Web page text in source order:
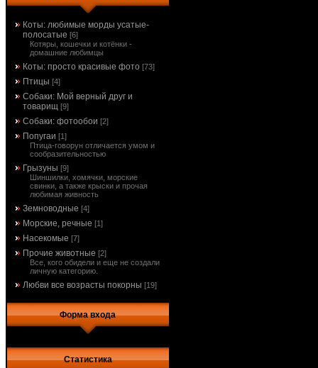
Коты: любимые морды усатые-
полосатые [6]
Котяры, кошечки и котёнки -
домашние любимцы
Коты: просто красивые фото [73]
Птицы [4]
Собаки: Мой верный друг и
товарищ [9]
Собаки: фотообои [2]
Попугаи [1]
Птица-говорун отличается умом и
сообразительностью
Грызуны [9]
Шиншилки, хомячки, морские
свинки, а также крыски и прочая
любимая живность
Земноводные [4]
Морские, речные [1]
Насекомые [7]
Прочие животные [2]
Все, кого обидели и еще не создали
личную категорию.
Любви все возрасты покорны [19]
Форма входа
Статистика